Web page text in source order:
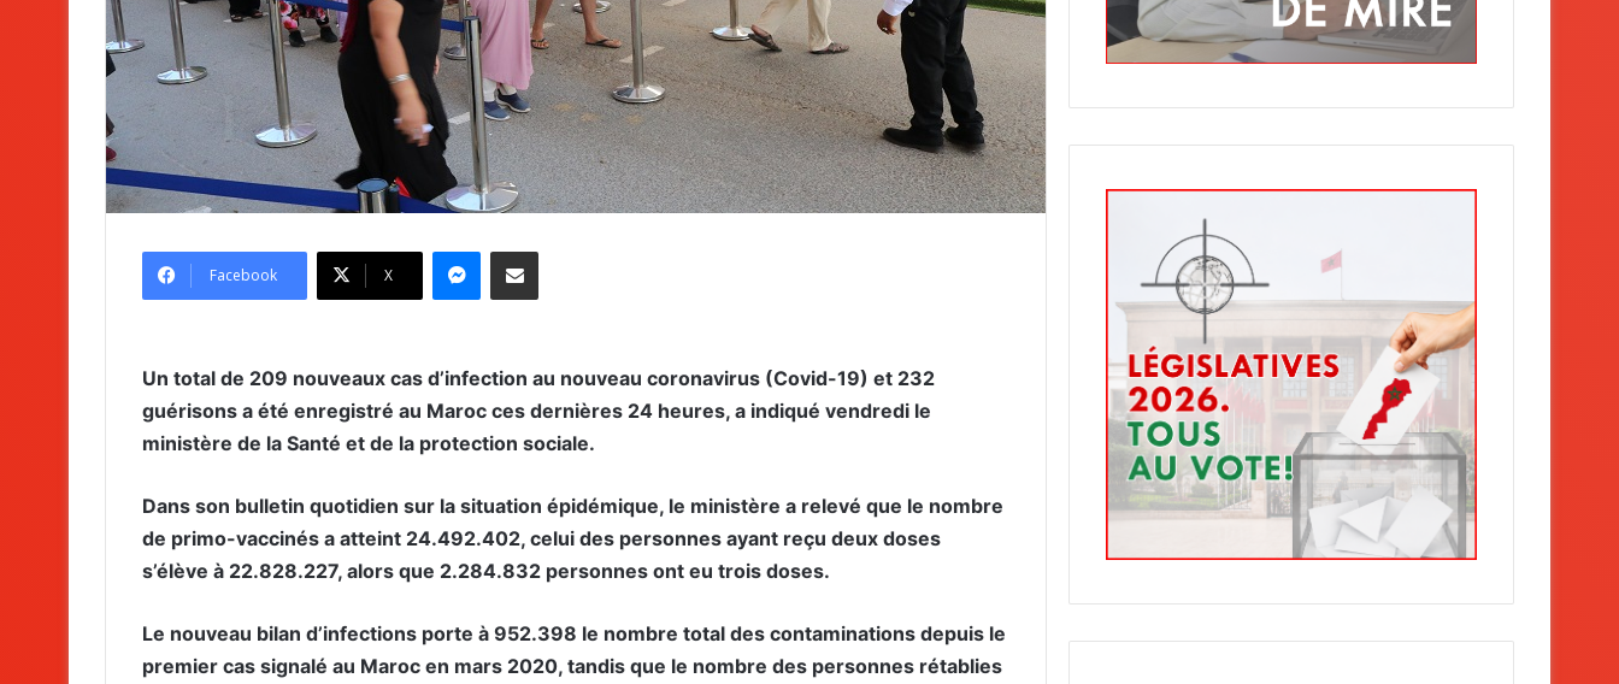
Facebook X
Un total de 209 nouveaux cas d’infection au nouveau coronavirus (Covid-19) et 232
guérisons a été enregistré au Maroc ces dernières 24 heures, a indiqué vendredi le
ministère de la Santé et de la protection sociale.
Dans son bulletin quotidien sur la situation épidémique, le ministère a relevé que le nombre
de primo-vaccinés a atteint 24.492.402, celui des personnes ayant reçu deux doses
s’élève à 22.828.227, alors que 2.284.832 personnes ont eu trois doses.
Le nouveau bilan d’infections porte à 952.398 le nombre total des contaminations depuis le
premier cas signalé au Maroc en mars 2020, tandis que le nombre des personnes rétablies